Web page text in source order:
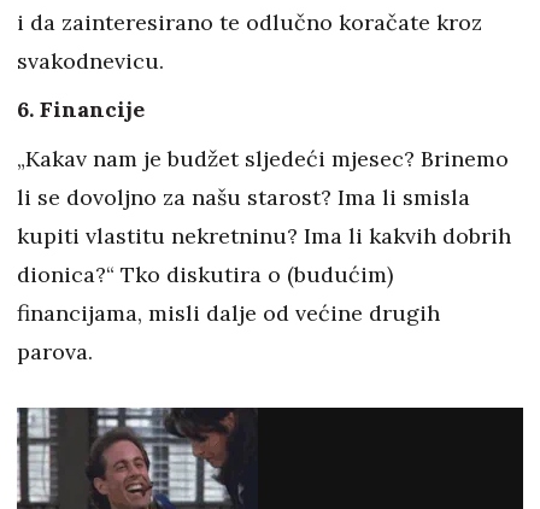
i da zainteresirano te odlučno koračate kroz
svakodnevicu.
6. Financije
„Kakav nam je budžet sljedeći mjesec? Brinemo
li se dovoljno za našu starost? Ima li smisla
kupiti vlastitu nekretninu? Ima li kakvih dobrih
dionica?“ Tko diskutira o (budućim)
financijama, misli dalje od većine drugih
parova.